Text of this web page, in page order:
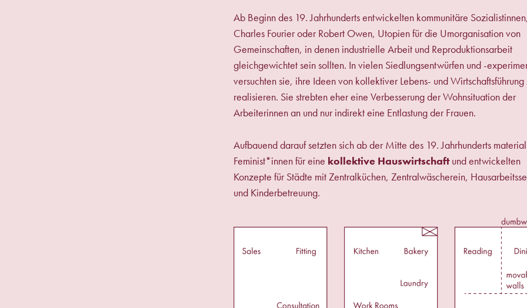
Ab Beginn des 19. Jahrhunderts entwickelten kommunitäre
Charles Fourier oder Robert Owen, Utopien für die Umorganisation von
Gemeinschaften, in denen industrielle Arbeit und Reproduktionsarbeit
gleichgewichtet sein sollten. In vielen Siedlungsentwürfen und -
versuchten sie, ihre Ideen von kollektiver Lebens- und Wirtschaftsführung
realisieren. Sie strebten eher eine Verbesserung der Wohnsituation der
Arbeiterinnen an und nur indirekt eine Entlastung der Frauen.
Aufbauend darauf setzten sich ab der Mitte des 19. Jahrhunderts
Feminist*innen für eine kollektive Hauswirtschaftund entwickelten
Konzepte für Städte mit Zentralküchen, Zentralwäscherein,
und Kinderbetreuung.